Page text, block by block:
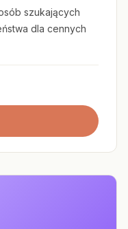
szukających
dla cennych